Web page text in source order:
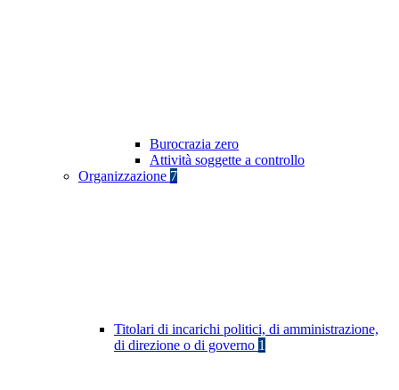
Burocrazia zero
Attività soggette a controllo
Organizzazione 7
Titolari di incarichi politici, di amministrazione,
di direzione o di governo 1